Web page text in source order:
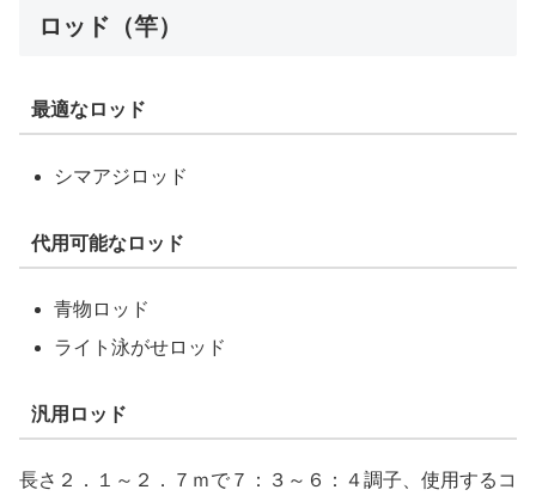
ロッド（竿）
最適なロッド
シマアジロッド
代用可能なロッド
青物ロッド
ライト泳がせロッド
汎用ロッド
長さ２．１～２．７ｍで７：３～６：４調子、使用するコ